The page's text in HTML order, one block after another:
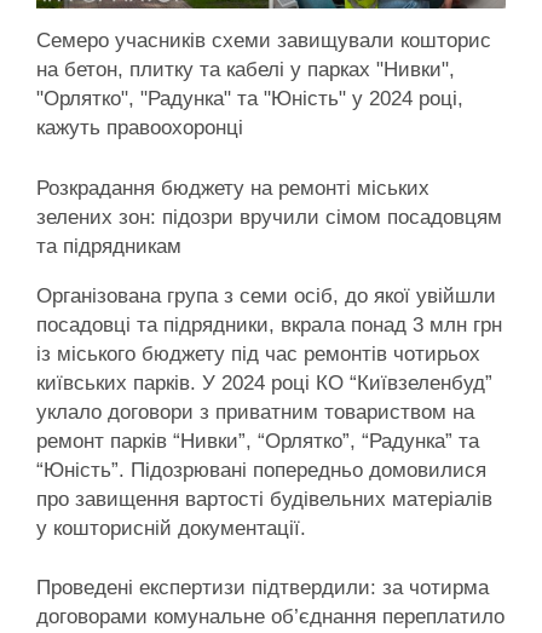
Семеро учасників схеми завищували кошторис
на бетон, плитку та кабелі у парках "Нивки",
"Орлятко", "Радунка" та "Юність" у 2024 році,
кажуть правоохоронці
Розкрадання бюджету на ремонті міських
зелених зон: підозри вручили сімом посадовцям
та підрядникам
Організована група з семи осіб, до якої увійшли
посадовці та підрядники, вкрала понад 3 млн грн
із міського бюджету під час ремонтів чотирьох
київських парків. У 2024 році КО “Київзеленбуд”
уклало договори з приватним товариством на
ремонт парків “Нивки”, “Орлятко”, “Радунка” та
“Юність”. Підозрювані попередньо домовилися
про завищення вартості будівельних матеріалів
у кошторисній документації.
Проведені експертизи підтвердили: за чотирма
договорами комунальне об’єднання переплатило